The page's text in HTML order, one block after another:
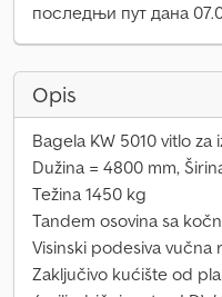
последњи пут дана
Opis
Bagela KW 5010 vitlo za
Dužina = 4800 mm,
Težina 1450 kg
Tandem osovina sa
Visinski podesiva vučna
Zaključivo kućište od